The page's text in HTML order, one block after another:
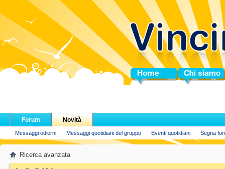
Home Chi siamo
Forum Novità
Messaggi odierni Messaggi quotidiani del gruppo Eventi quotidiani Segna
Ricerca avanzata